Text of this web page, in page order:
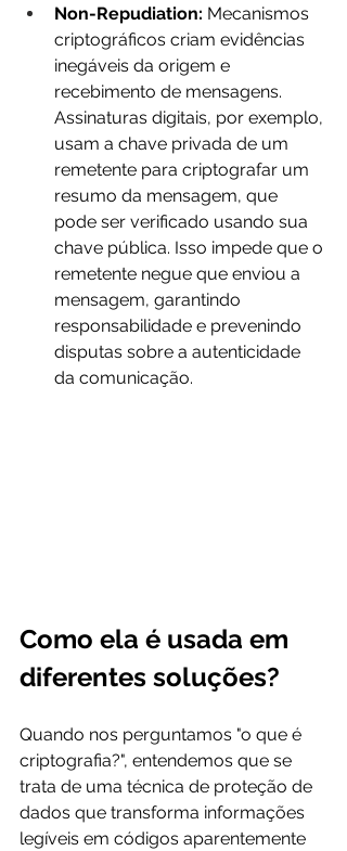
Non-Repudiation: Mecanismos
criptográficos criam evidências
inegáveis da origem e
recebimento de mensagens.
Assinaturas digitais, por exemplo,
usam a chave privada de um
remetente para criptografar um
resumo da mensagem, que
pode ser verificado usando sua
chave pública. Isso impede que o
remetente negue que enviou a
mensagem, garantindo
responsabilidade e prevenindo
disputas sobre a autenticidade
da comunicação.
Como ela é usada em
diferentes soluções?
Quando nos perguntamos "o que é
criptografia?", entendemos que se
trata de uma técnica de proteção de
dados que transforma informações
legíveis em códigos aparentemente